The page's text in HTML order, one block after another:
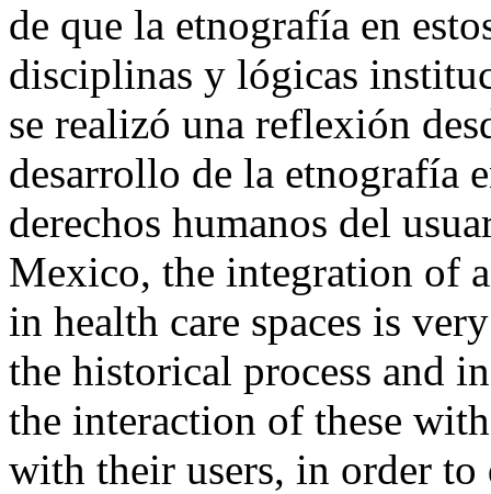
de que la etnografía en
disciplinas y lógicas
se realizó una reflexión
desarrollo de la etnografía
derechos humanos del
Mexico, the integration of
in health care spaces is
the historical process and
the interaction of these
with their users, in order to